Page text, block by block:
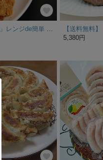
「家計応援価格」レンジde簡単 近江牛コロッケ 5個
5,380円